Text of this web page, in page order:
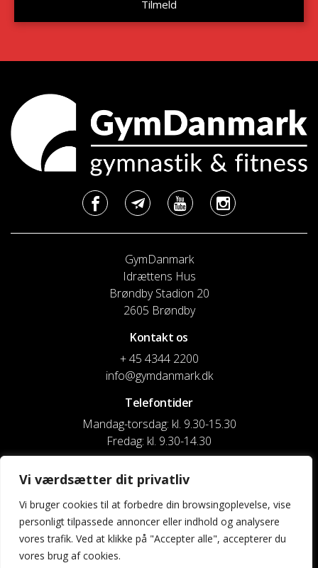
Vi værdsætter dit privatliv
Vi bruger cookies til at forbedre din browsingoplevelse, vise
personligt tilpassede annoncer eller indhold og analysere
vores trafik. Ved at klikke på "Accepter alle", accepterer du
vores brug af cookies.
GymDanmark
Idrættens Hus
Brøndby Stadion 20
2605 Brøndby
Kontakt os
+ 45 4344 2200
info@gymdanmark.dk
Telefontider
Mandag-torsdag: kl. 9.30-15.30
Fredag: kl. 9.30-14.30
CVR nr. 20916818
Reg. & Kontonr.: 4180 3119119022
Privatlivspolitik og cookies